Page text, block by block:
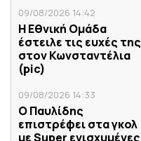
09/08/2026 14:42
Η Εθνική Ομάδα
έστειλε τις ευχές της
στον Κωνσταντέλια
(pic)
09/08/2026 14:33
Ο Παυλίδης
επιστρέφει στα γκολ
με Super ενισχυμένες